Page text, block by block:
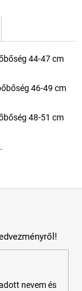
44-47 cm
46-49 cm
48-51 cm
nevem és